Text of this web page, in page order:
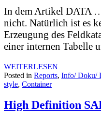
In dem Artikel DATA
nicht. Natürlich ist es
Erzeugung des
einer internen Tabelle
WEITERLESEN
Posted in Reports, Info/ Doku/
style, Container
High Definition